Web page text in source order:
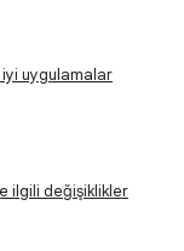
iyi uygulamalar
ilgili değişiklikler